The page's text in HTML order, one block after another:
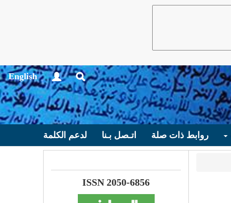
English
روابط ذات صلة اتـصل بـنا لدعم الكلمة
ISSN 2050-6856